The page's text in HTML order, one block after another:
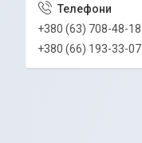
+380 (63) 708-48-18
+380 (66) 193-33-07